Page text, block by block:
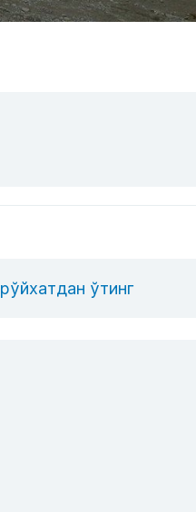
рўйхатдан ўтинг